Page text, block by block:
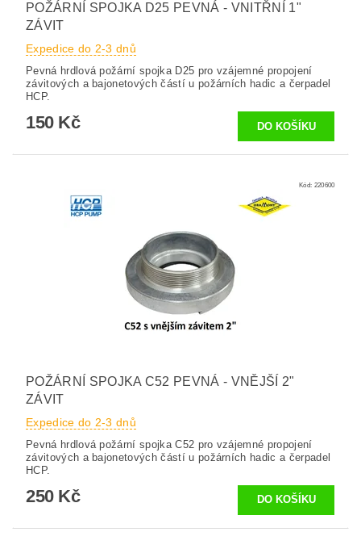
POŽÁRNÍ SPOJKA D25 PEVNÁ - VNITŘNÍ 1"
ZÁVIT
Expedice do 2-3 dnů
Pevná hrdlová požární spojka D25 pro vzájemné propojení
závitových a bajonetových částí u požárních hadic a čerpadel
HCP.
150 Kč
Kód: 220600
POŽÁRNÍ SPOJKA C52 PEVNÁ - VNĚJŠÍ 2"
ZÁVIT
Expedice do 2-3 dnů
Pevná hrdlová požární spojka C52 pro vzájemné propojení
závitových a bajonetových částí u požárních hadic a čerpadel
HCP.
250 Kč